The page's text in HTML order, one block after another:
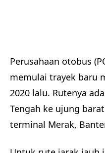
Perusahaan otobus
memulai trayek baru
2020 lalu. Rutenya
Tengah ke ujung
terminal Merak,